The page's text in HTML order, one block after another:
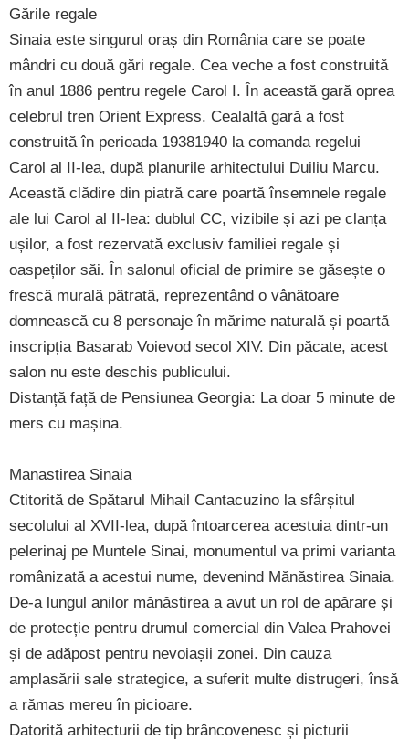
Gările regale
Sinaia este singurul oraș din România care se poate
mândri cu două gări regale. Cea veche a fost construită
în anul 1886 pentru regele Carol I. În această gară oprea
celebrul tren Orient Express. Cealaltă gară a fost
construită în perioada 19381940 la comanda regelui
Carol al II-lea, după planurile arhitectului Duiliu Marcu.
Această clădire din piatră care poartă însemnele regale
ale lui Carol al II-lea: dublul CC, vizibile și azi pe clanța
ușilor, a fost rezervată exclusiv familiei regale și
oaspeților săi. În salonul oficial de primire se găsește o
frescă murală pătrată, reprezentând o vânătoare
domnească cu 8 personaje în mărime naturală și poartă
inscripția Basarab Voievod secol XIV. Din păcate, acest
salon nu este deschis publicului.
Distanță față de Pensiunea Georgia: La doar 5 minute de
mers cu mașina.
Manastirea Sinaia
Ctitorită de Spătarul Mihail Cantacuzino la sfârșitul
secolului al XVII-lea, după întoarcerea acestuia dintr-un
pelerinaj pe Muntele Sinai, monumentul va primi varianta
românizată a acestui nume, devenind Mănăstirea Sinaia.
De-a lungul anilor mănăstirea a avut un rol de apărare și
de protecție pentru drumul comercial din Valea Prahovei
și de adăpost pentru nevoiașii zonei. Din cauza
amplasării sale strategice, a suferit multe distrugeri, însă
a rămas mereu în picioare.
Datorită arhitecturii de tip brâncovenesc și picturii